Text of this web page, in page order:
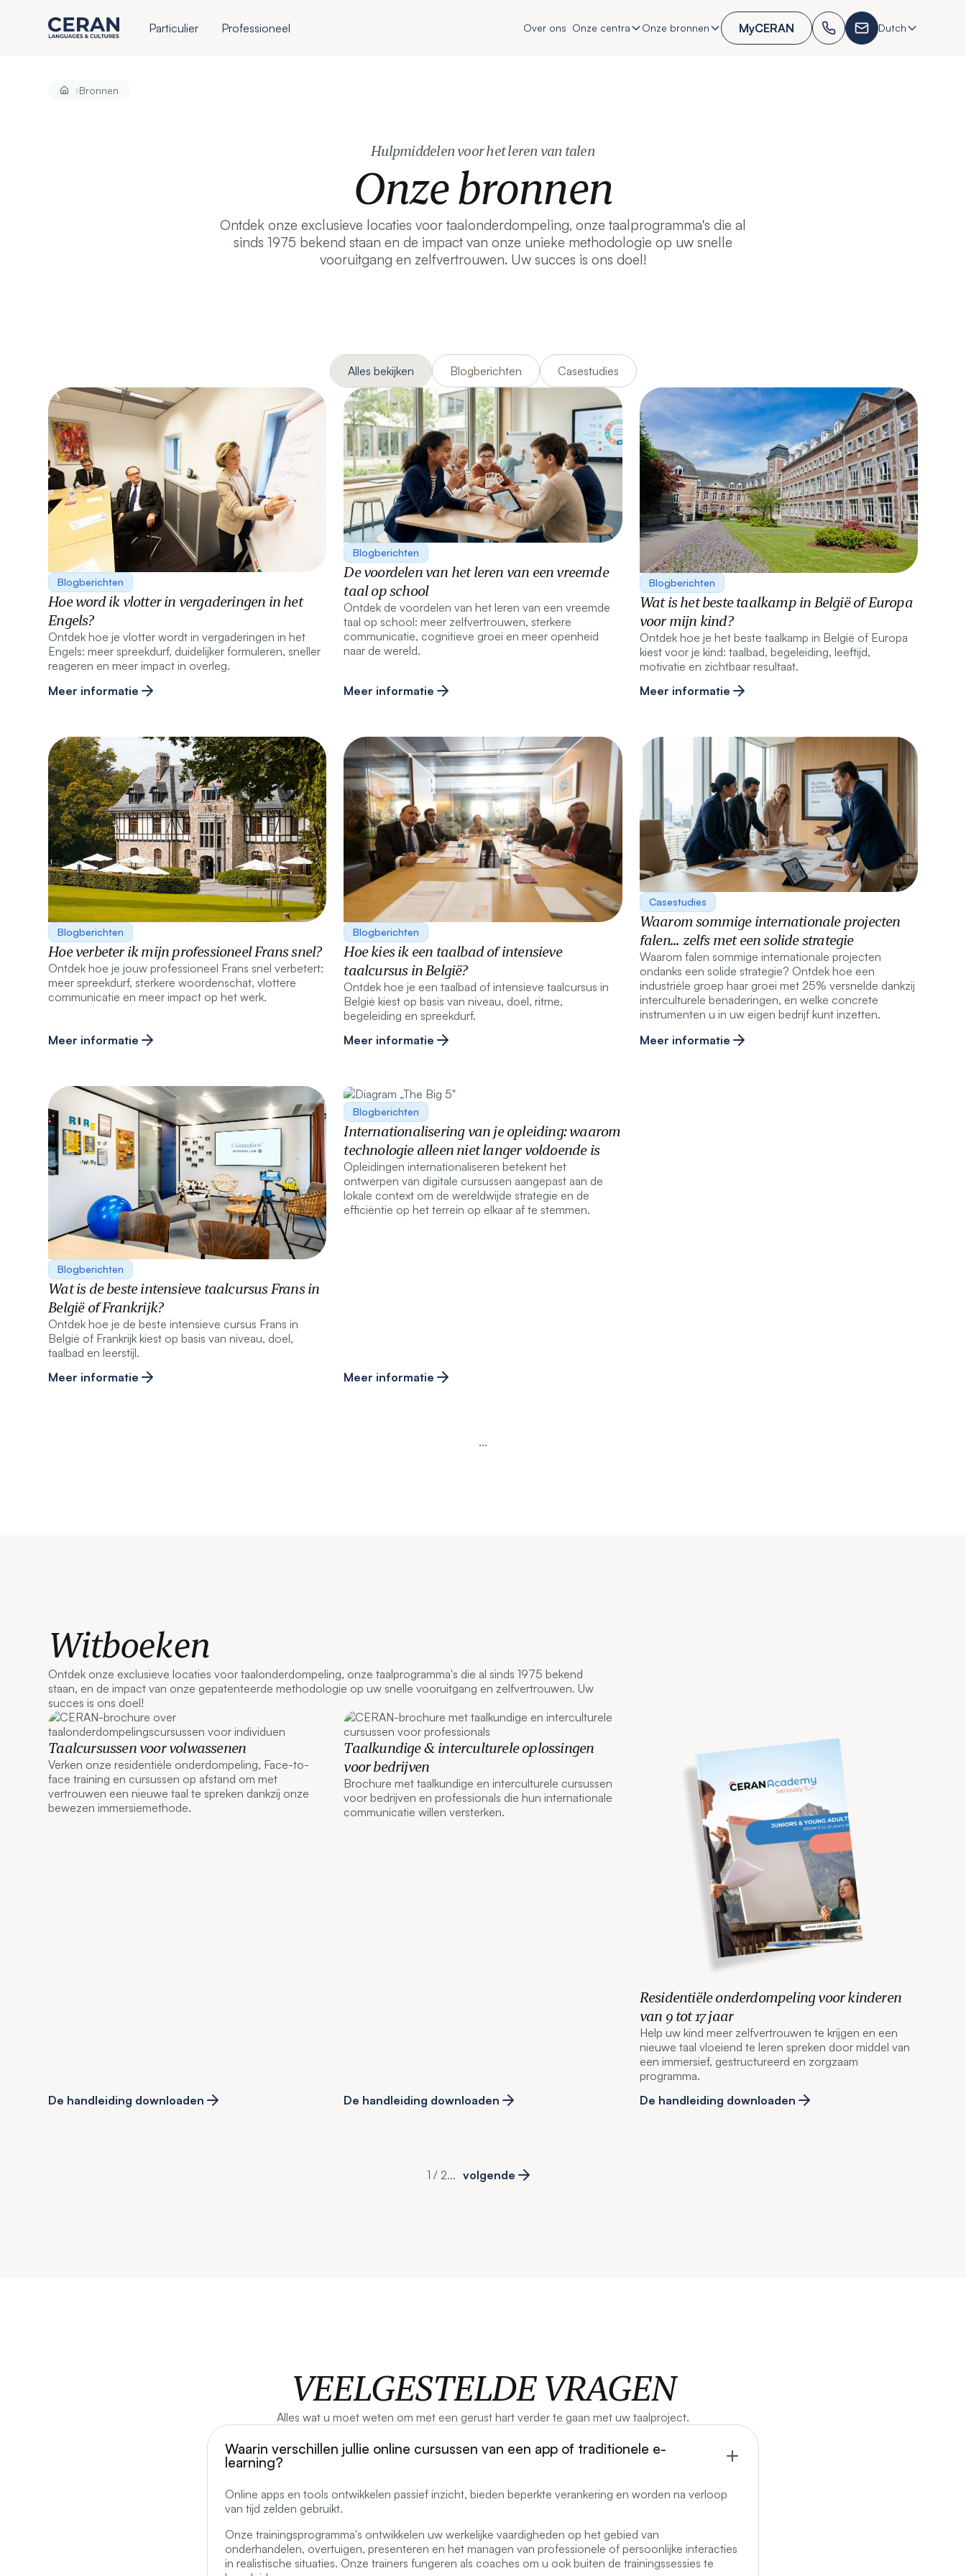
Particulier Professioneel Over ons Onze centra Onze bronnen MyCERAN Dutch
›Bronnen
Hulpmiddelen voor het leren van talen
Onze bronnen
Ontdek onze exclusieve locaties voor taalonderdompeling, onze taalprogramma's die al
sinds 1975 bekend staan en de impact van onze unieke methodologie op uw snelle
vooruitgang en zelfvertrouwen. Uw succes is ons doel!
Alles bekijken Blogberichten Casestudies
Blogberichten
Hoe word ik vlotter in vergaderingen in het
Engels?
Ontdek hoe je vlotter wordt in vergaderingen in het
Engels: meer spreekdurf, duidelijker formuleren, sneller
reageren en meer impact in overleg.
Meer informatie
Blogberichten
De voordelen van het leren van een vreemde
taal op school
Ontdek de voordelen van het leren van een vreemde
taal op school: meer zelfvertrouwen, sterkere
communicatie, cognitieve groei en meer openheid
naar de wereld.
Meer informatie
Blogberichten
Wat is het beste taalkamp in België of Europa
voor mijn kind?
Ontdek hoe je het beste taalkamp in België of Europa
kiest voor je kind: taalbad, begeleiding, leeftijd,
motivatie en zichtbaar resultaat.
Meer informatie
Blogberichten
Hoe verbeter ik mijn professioneel Frans snel?
Ontdek hoe je jouw professioneel Frans snel verbetert:
meer spreekdurf, sterkere woordenschat, vlottere
communicatie en meer impact op het werk.
Meer informatie
Blogberichten
Hoe kies ik een taalbad of intensieve
taalcursus in België?
Ontdek hoe je een taalbad of intensieve taalcursus in
België kiest op basis van niveau, doel, ritme,
begeleiding en spreekdurf.
Meer informatie
Casestudies
Waarom sommige internationale projecten
falen... zelfs met een solide strategie
Waarom falen sommige internationale projecten
ondanks een solide strategie? Ontdek hoe een
industriële groep haar groei met 25% versnelde dankzij
interculturele benaderingen, en welke concrete
instrumenten u in uw eigen bedrijf kunt inzetten.
Meer informatie
Blogberichten
Wat is de beste intensieve taalcursus Frans in
België of Frankrijk?
Ontdek hoe je de beste intensieve cursus Frans in
België of Frankrijk kiest op basis van niveau, doel,
taalbad en leerstijl.
Meer informatie
Blogberichten
Internationalisering van je opleiding: waarom
technologie alleen niet langer voldoende is
Opleidingen internationaliseren betekent het
ontwerpen van digitale cursussen aangepast aan de
lokale context om de wereldwijde strategie en de
efficiëntie op het terrein op elkaar af te stemmen.
Meer informatie
...
Witboeken
Ontdek onze exclusieve locaties voor taalonderdompeling, onze taalprogramma's die al sinds 1975 bekend
staan, en de impact van onze gepatenteerde methodologie op uw snelle vooruitgang en zelfvertrouwen. Uw
succes is ons doel!
Taalcursussen voor volwassenen
Verken onze residentiële onderdompeling, Face-to-
face training en cursussen op afstand om met
vertrouwen een nieuwe taal te spreken dankzij onze
bewezen immersiemethode.
De handleiding downloaden
Taalkundige & interculturele oplossingen
voor bedrijven
Brochure met taalkundige en interculturele cursussen
voor bedrijven en professionals die hun internationale
communicatie willen versterken.
De handleiding downloaden
Residentiële onderdompeling voor kinderen
van 9 tot 17 jaar
Help uw kind meer zelfvertrouwen te krijgen en een
nieuwe taal vloeiend te leren spreken door middel van
een immersief, gestructureerd en zorgzaam
programma.
De handleiding downloaden
1 / 2... volgende
VEELGESTELDE VRAGEN
Alles wat u moet weten om met een gerust hart verder te gaan met uw taalproject.
Waarin verschillen jullie online cursussen van een app of traditionele e-
learning?
Online apps en tools ontwikkelen passief inzicht, bieden beperkte verankering en worden na verloop
van tijd zelden gebruikt.
Onze trainingsprogramma's ontwikkelen uw werkelijke vaardigheden op het gebied van
onderhandelen, overtuigen, presenteren en het managen van professionele of persoonlijke interacties
in realistische situaties. Onze trainers fungeren als coaches om u ook buiten de trainingssessies te